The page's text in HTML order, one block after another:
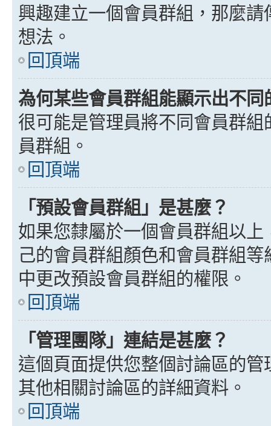
興趣建立一個會員群組，那麼
想法。
回頂端
為何某些會員群組能顯示出不同
很可能是管理員將不同會員群
員群組。
回頂端
「預設會員群組」是甚麼？
如果您隸屬於一個會員群組以
己的會員群組顏色和會員群組
中更改預設會員群組的權限。
回頂端
「管理團隊」連結是甚麼？
這個頁面提供您整個討論區的
其他相關討論區的詳細資料。
回頂端